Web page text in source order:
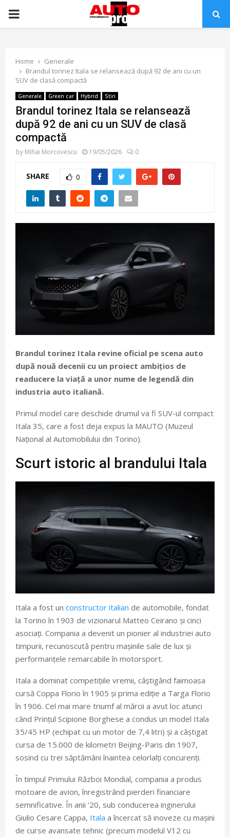
PRIMARY
Home
Generale
Brandul torinez Itala se relansează după 92 de ani cu un
SUV de clasă compactă
Generale Green car Hybrid Stiri
Brandul torinez Itala se relansează
după 92 de ani cu un SUV de clasă
compactă
by Mihai Morcovescu 19/05/2026 0
SHARE 0
Brandul torinez Itala revine oficial pe scena auto
după nouă decenii cu un proiect ambițios de
readucere la viață a unor nume de legendă din
industria auto italiană.
Primul model care deschide drumul va fi SUV-ul compact
Itala 35, care a fost deja expus la MAUTO (Muzeul
Național al Automobilului din Torino).
Scurt istoric al brandului Itala
Itala a fost un constructor italian de automobile, fondat
la Torino în 1903 de vizionarul Matteo Ceirano și cinci
asociați. Compania a devenit un pionier al industriei auto
timpurii, recunoscută pentru mașinile sale de lux și
performanțele remarcabile în motorsport.
Itala a dominat competițiile vremii, câștigând faimoasa
cursă Coppa Florio în 1905 și prima ediție a Targa Florio
în 1906. Cel mai mare triumf al mărcii a avut loc atunci
când Prințul Scipione Borghese a condus un model Itala
35/45 HP (echipat cu un motor de 7,4 litri) și a câștigat
cursa de 15.000 de kilometri Beijing-Paris din 1907,
sosind cu trei săptămâni înaintea celorlalți concurenți.
În timpul Primului Război Mondial, compania a produs
motoare de avion, înregistrând pierderi financiare
semnificative. În anii ’20, sub conducerea inginerului
Giulio Cesare Cappa, Itala a încercat să inoveze cu mașini
de curse avansate tehnic (precum modelul V12 cu